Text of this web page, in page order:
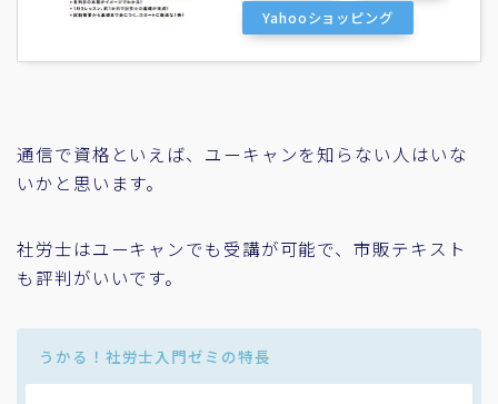
Yahooショッピング
通信で資格といえば、ユーキャンを知らない人はいな
いかと思います。
社労士はユーキャンでも受講が可能で、市販テキスト
も評判がいいです。
うかる！社労士入門ゼミの特長